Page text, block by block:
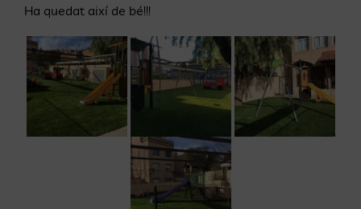
Ha quedat així de bé!!!